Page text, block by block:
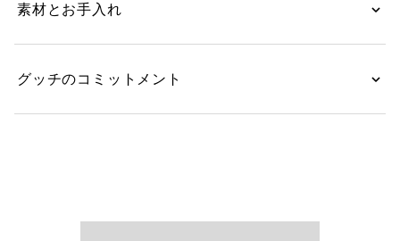
素材とお手入れ
グッチのコミットメント